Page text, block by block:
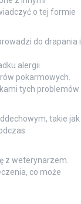
o tej formie
do drapania i
alergii
pokarmowych.
tych problemów
takie jak
z weterynarzem.
co może